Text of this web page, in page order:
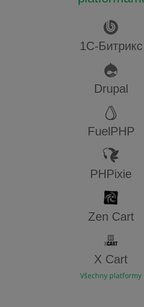
1С-Битрикс
Drupal
FuelPHP
PHPixie
Zen​ ​Cart
X Cart
Všechny platformy